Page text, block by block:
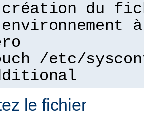
du
/etc/
le fichier